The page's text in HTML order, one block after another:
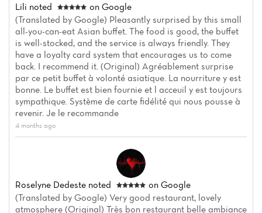
Lili noted
on Google
(Translated by Google) Pleasantly surprised by this small
all-you-can-eat Asian buffet. The food is good, the buffet
is well-stocked, and the service is always friendly. They
have a loyalty card system that encourages us to come
back. I recommend it. (Original) Agréablement surprise
par ce petit buffet à volonté asiatique. La nourriture y est
bonne. Le buffet est bien fournie et l acceuil y est toujours
sympathique. Système de carte fidélité qui nous pousse à
revenir. Je le recommande
4 months ago
Roselyne Dedeste noted
on Google
(Translated by Google) Very good restaurant, lovely
atmosphere (Original) Très bon restaurant belle ambiance